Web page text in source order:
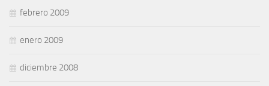
febrero 2009
enero 2009
diciembre 2008